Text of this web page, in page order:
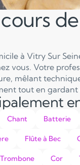
à Vitry Sur
vous. Votre
mêlant
tout en
Chant Batterie
Flûte à Bec
Trombone Cor